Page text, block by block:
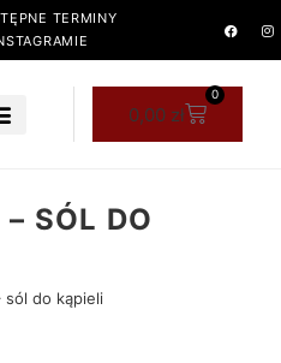
TERMINY
0,00 zł
0
SÓL DO
sól do kąpieli